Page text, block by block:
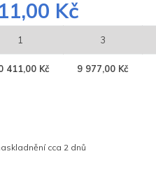
Kč
1 3
411,00 Kč 9 977,00 Kč
cca 2 dnů